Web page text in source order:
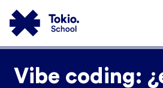
Vibe coding: